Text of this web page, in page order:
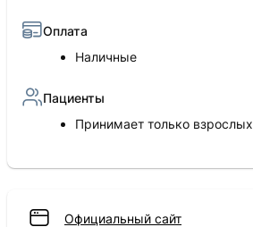
Оплата
Наличные
Пациенты
Принимает только взрослых
Официальный сайт